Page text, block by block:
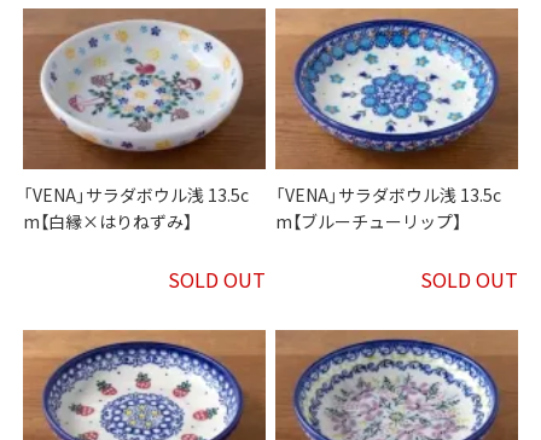
「VENA」サラダボウル浅 13.5c
m【白縁×はりねずみ】
SOLD OUT
「VENA」サラダボウル浅 13.5c
m【ブルーチューリップ】
SOLD OUT